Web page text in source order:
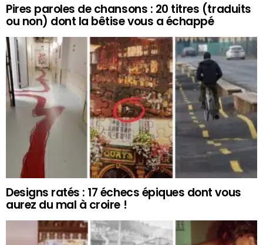
Pires paroles de chansons : 20 titres (traduits
ou non) dont la bêtise vous a échappé
Designs ratés : 17 échecs épiques dont vous
aurez du mal à croire !